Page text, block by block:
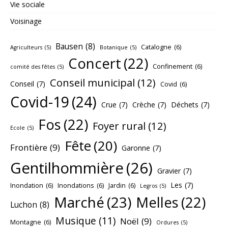
Vie sociale
Voisinage
Agriculteurs (5) Bausen (8) Botanique (5) Catalogne (6)
comité des fêtes (5) Concert(22) Confinement (6)
Conseil (7) Conseil municipal (12) Covid (6)
Covid-19(24) Crue (7) Crèche (7) Déchets (7)
Ecole (5) Fos(22) Foyer rural (12)
Frontière (9) Fête(20) Garonne (7)
Gentilhommière(26) Gravier (7)
Inondation (6) Inondations (6) Jardin (6) Legros (5) Les (7)
Luchon (8) Marché(23) Melles(22)
Montagne (6) Musique (11) Noël (9) Ordures (5)